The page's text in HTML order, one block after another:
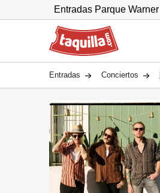
Entradas Parque Warner
Taquilla.com
Entradas Conciertos